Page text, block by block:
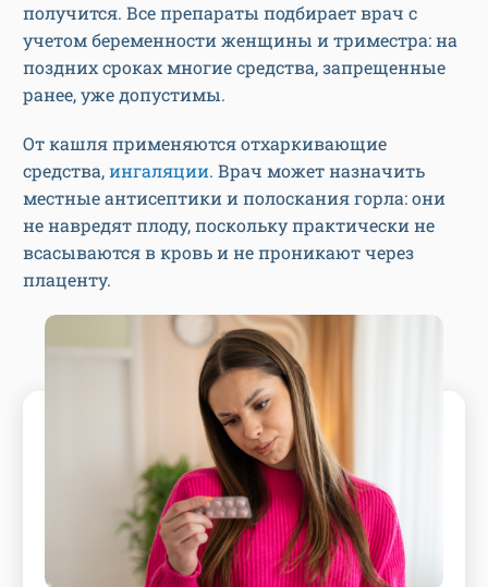
получится. Все препараты подбирает врач с
учетом беременности женщины и триместра: на
поздних сроках многие средства, запрещенные
ранее, уже допустимы.
От кашля применяются отхаркивающие
средства,ингаляции. Врач может назначить
местные антисептики и полоскания горла: они
не навредят плоду, поскольку практически не
всасываются в кровь и не проникают через
плаценту.